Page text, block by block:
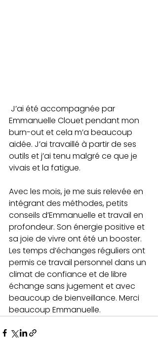
Emmanuelle Clouet pendant mon
burn-out et cela m’a beaucoup
aidée. J’ai travaillé à partir de ses
outils et j’ai tenu malgré ce que je
vivais et la fatigue.
Avec les mois, je me suis relevée en
intégrant des méthodes, petits
conseils d’Emmanuelle et travail en
profondeur. Son énergie positive et
sa joie de vivre ont été un booster.
Les temps d’échanges réguliers ont
permis ce travail personnel dans un
climat de confiance et de libre
échange sans jugement et avec
beaucoup de bienveillance. Merci
beaucoup Emmanuelle.